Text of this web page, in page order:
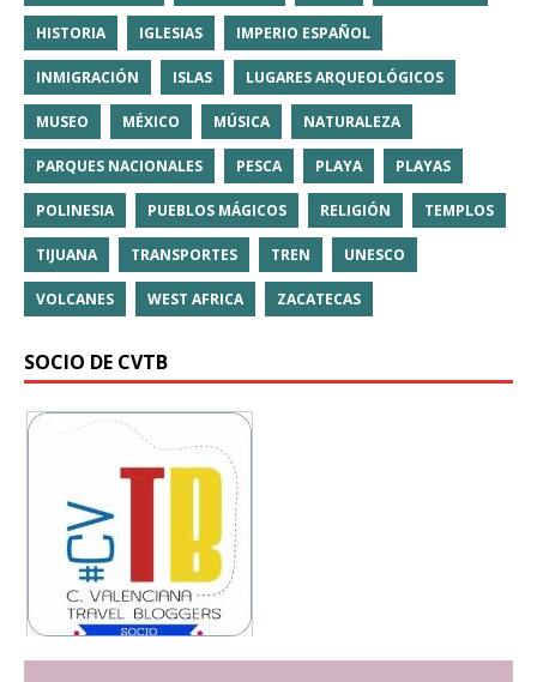
HISTORIA IGLESIAS IMPERIO ESPAÑOL
INMIGRACIÓN ISLAS LUGARES ARQUEOLÓGICOS
MUSEO MÉXICO MÚSICA NATURALEZA
PARQUES NACIONALES PESCA PLAYA PLAYAS
POLINESIA PUEBLOS MÁGICOS RELIGIÓN TEMPLOS
TIJUANA TRANSPORTES TREN UNESCO
VOLCANES WEST AFRICA ZACATECAS
SOCIO DE CVTB